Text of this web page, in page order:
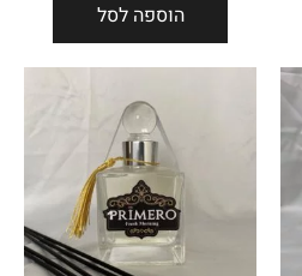
הוספה לסל